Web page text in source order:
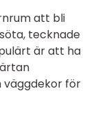
att bli
tecknade
är att ha
väggdekor för